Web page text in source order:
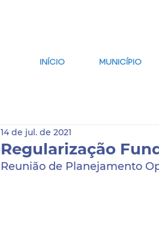
INÍCIO MUNICÍPIO
Regularização
14 de jul. de 2021
Reunião de Planejamento